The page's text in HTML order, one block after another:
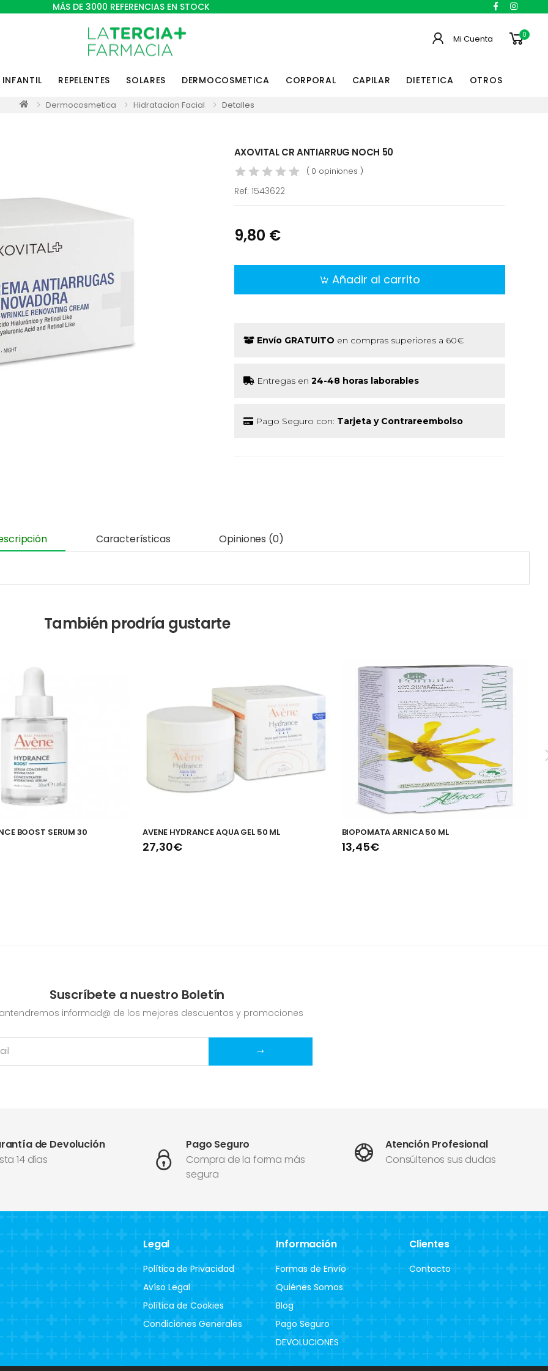
MÁS DE 3000 REFERENCIAS EN STOCK
Mi Cuenta 0
INFANTIL REPELENTES SOLARES DERMOCOSMETICA CORPORAL CAPILAR DIETETICA OTROS
Dermocosmetica Hidratacion Facial Detalles
AXOVITAL CR ANTIARRUG NOCH 50
( 0 opiniones )
Ref: 1543622
9,80 €
Añadir al carrito
Envío GRATUITO en compras superiores a 60€
Entregas en 24-48 horas laborables
Pago Seguro con: Tarjeta y Contrareembolso
Características Opiniones (0)
También prodría gustarte
BOOST SERUM 30 AVENE HYDRANCE AQUA GEL 50 ML
27,30€
BIOPOMATA ARNICA 50 ML
13,45€
Suscríbete a nuestro Boletín
informad@ de los mejores descuentos y promociones
de Devolución
14 días
Pago Seguro
Compra de la forma más
segura
Atención Profesional
Consúltenos sus dudas
Legal
Política de Privacidad
Avíso Legal
Política de Cookies
Condiciones Generales
Información
Formas de Envío
Quiénes Somos
Blog
Pago Seguro
DEVOLUCIONES
Clientes
Contacto